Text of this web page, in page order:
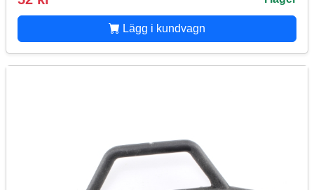
Lägg i kundvagn